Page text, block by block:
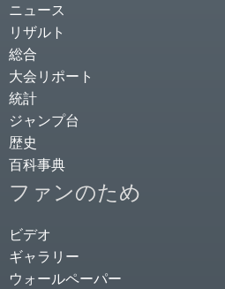
ニュース
リザルト
総合
大会リポート
統計
ジャンプ台
歴史
百科事典
ファンのため
ビデオ
ギャラリー
ウォールペーパー